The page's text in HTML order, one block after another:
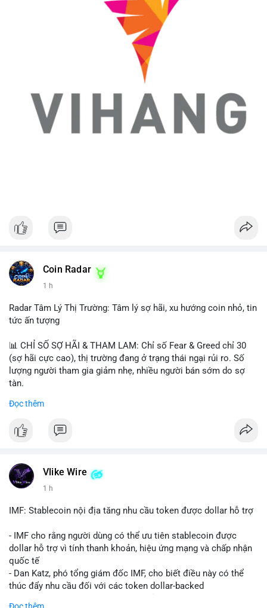
Coin Radar
1 h
Radar Tâm Lý Thị Trường: Tâm lý sợ hãi, xu hướng coin nhỏ, tin
tức ấn tượng
📊 CHỈ SỐ SỢ HÃI & THAM LAM: Chỉ số Fear & Greed chỉ 30
(sợ hãi cực cao), thị trường đang ở trạng thái ngại rủi ro. Số
lượng người tham gia giảm nhẹ, nhiều người bán sớm do sợ
tàn.
📈 XU HƯỚNG TÌM KIẾM & THẢO LUẬN: Biconomy (BICO),
coin được tìm kiếm nhiều nhất. Chủ đề NFT (Pudgy Penguins),
💬 DÒNG CHẢY TIN TỨC & TRUYỀN THÔNG: Bàn tán trên
Binance Square tập trung vào lệnh kẹp, dự báo NVDA và Musk
luận về Clearity Act.
💡 NHẬN ĐỊNH & KHUYẾN NGHỊ: Tâm lý ngắn hạn vẫn tiêu
cực do sợ hãi, nhưng xu hướng coin nhỏ và tin tức AI/NVIDA
có thể tạo cơ hội mua sớm. Cần theo dõi sự thay đổi trong
chính sách crypto Mỹ.
Đọc thêm
Vlike Wire
1 h
IMF: Stablecoin nội địa tăng nhu cầu token được dollar hỗ trợ
- IMF cho rằng người dùng có thể ưu tiên stablecoin được
dollar hỗ trợ vì tính thanh khoản, hiệu ứng mạng và chấp nhận
quốc tế
- Dan Katz, phó tổng giám đốc IMF, cho biết điều này có thể
thúc đẩy nhu cầu đối với các token dollar-backed